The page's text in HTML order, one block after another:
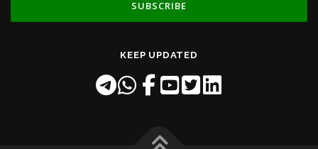
KEEP UPDATED